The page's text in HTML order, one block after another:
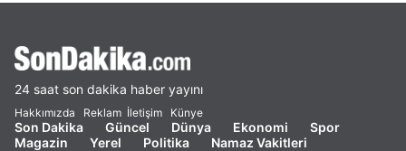
24 saat son dakika haber yayını
Hakkımızda Reklam İletişim Künye
Son Dakika Güncel Dünya Ekonomi
Spor
Magazin
Yerel Politika Namaz Vakitleri